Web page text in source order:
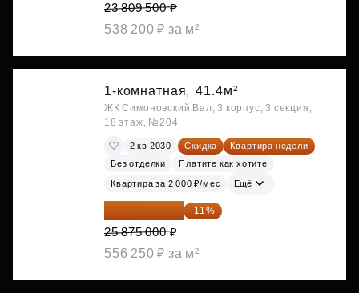
23 809 500 ₽
538 200 ₽ за м²
1-комнатная, 41.4м²
ЖК Симоновский Вал, 3 корпус, 3 секция,
18 этаж, №204
2 кв 2030 Скидка
Квартира недели
Без отделки
Платите как хотите
Квартира за 2 000 ₽/мес Ещё
23 028 750 ₽ -11%
25 875 000 ₽
556 250 ₽ за м²